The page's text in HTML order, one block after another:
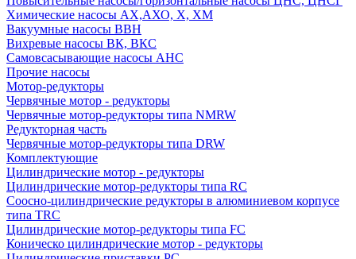
Химические насосы АХ,АХО, Х, ХМ
Вакуумные насосы ВВН
Вихревые насосы ВК, ВКС
Самовсасывающие насосы АНС
Прочие насосы
Мотор-редукторы
Червячные мотор - редукторы
Червячные мотор-редукторы типа NMRW
Редукторная часть
Червячные мотор-редукторы типа DRW
Комплектующие
Цилиндрические мотор - редукторы
Цилиндрические мотор-редукторы типа RC
Соосно-цилиндрические редукторы в алюминиевом корпусе
типа TRC
Цилиндрические мотор-редукторы типа FC
Коническо цилиндрические мотор - редукторы